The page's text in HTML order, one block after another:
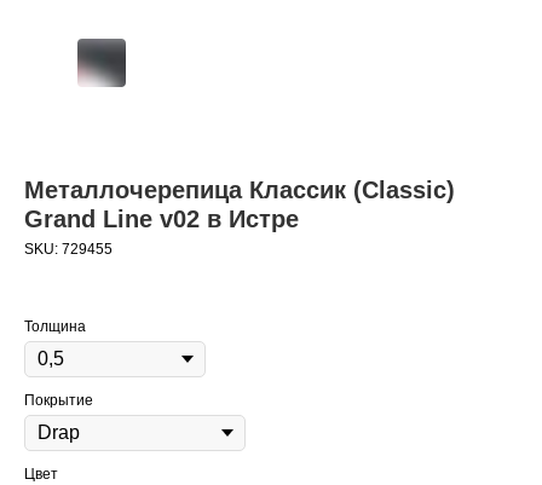
Металлочерепица Классик (Classic)
Grand Line v02 в Истре
SKU: 729455
Толщина
Покрытие
Цвет